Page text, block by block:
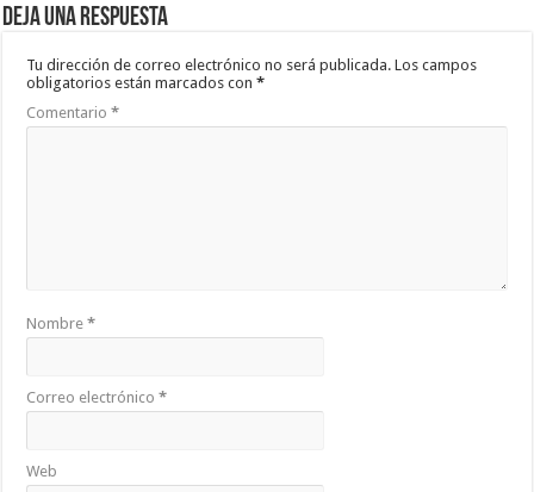
Deja una respuesta
Tu dirección de correo electrónico no será publicada. Los campos
obligatorios están marcados con*
Comentario*
Nombre*
Correo electrónico*
Web